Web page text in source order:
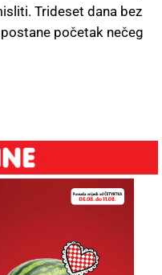
Trideset dana bez
početak nečeg